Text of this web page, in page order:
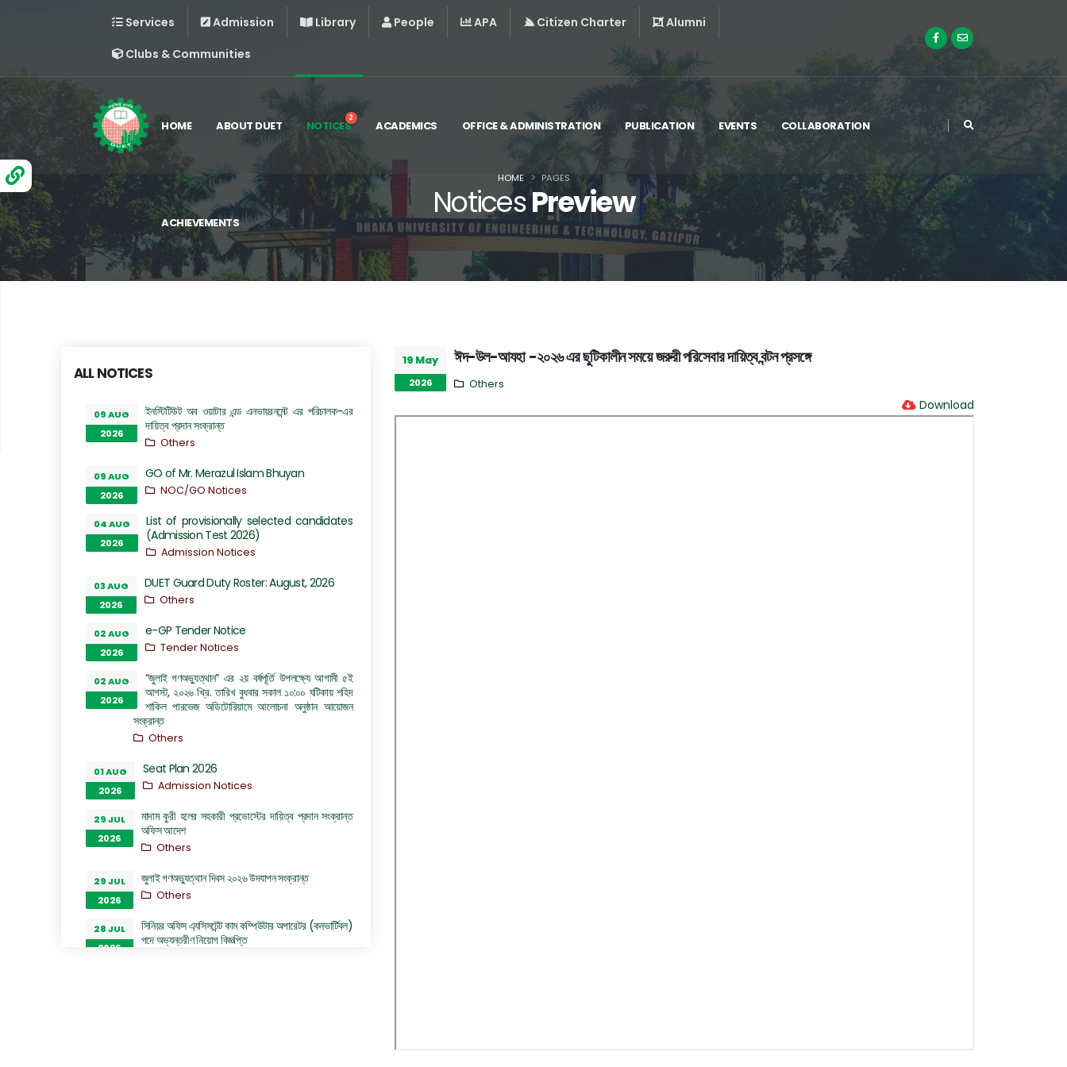
Services Admission Library People APA Citizen Charter
Alumni
Clubs & Communities
HOME ABOUT DUET NOTICES
2
ACADEMICS OFFICE & ADMINISTRATION PUBLICATION EVENTS COLLABORATION
ACHIEVEMENTS
NoticesPreview
HOME PAGES
ALL NOTICES
09 AUG
2026
ইনস্টিটিউট অব ওয়াটার এন্ড এনভায়রনমেন্ট এর পরিচালক-এর
দায়িত্ব প্রদান সংক্রান্ত
Others
09 AUG
2026
GO of Mr. Merazul Islam Bhuyan
NOC/GO Notices
04 AUG
2026
List of provisionally selected candidates
(Admission Test 2026)
Admission Notices
03 AUG
2026
DUET Guard Duty Roster: August, 2026
Others
02 AUG
2026
e-GP Tender Notice
Tender Notices
02 AUG
2026
“জুলাই গণঅভ্যুত্থান” এর ২য় বর্ষপূর্তি উপলক্ষ্যে আগামী ৫ই
আগস্ট, ২০২৬ খ্রি. তারিখ বুধবার সকাল ১০:০০ ঘটিকায় শহিদ
শাকিল পারভেজ অডিটোরিয়ামে আলোচনা অনুষ্ঠান আয়োজন
সংক্রান্ত
Others
01 AUG
2026
Seat Plan 2026
Admission Notices
29 JUL
2026
মাদাম কুরী হলের সহকারী প্রভোস্টের দায়িত্ব প্রদান সংক্রান্ত
অফিস আদেশ
Others
29 JUL
2026
জুলাই গণঅভ্যুত্থান দিবস ২০২৬ উদযাপন সংক্রান্ত
Others
28 JUL
2026
সিনিয়র অফিস এ্যসিসটেন্ট কাম কম্পিউটার অপারেটর (কনভার্টিবল)
পদে অভ্যন্তরীণ নিয়োগ বিজ্ঞপ্তি
19 May
2026
ঈদ-উল-আযহা -২০২৬ এর ছুটিকালীন সময়ে জরুরী পরিসেবার দায়িত্ব বন্টন প্রসঙ্গে
Others
Download